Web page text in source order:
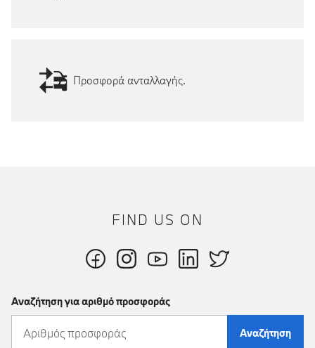
Προσφορά ανταλλαγής.
FIND US ON
Αναζήτηση για αριθμό προσφοράς
Αναζήτηση